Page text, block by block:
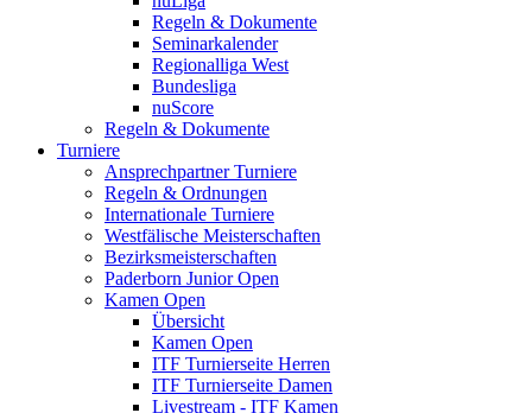
Regeln & Dokumente
Seminarkalender
Regionalliga West
Bundesliga
nuScore
Regeln & Dokumente
Turniere
Ansprechpartner Turniere
Regeln & Ordnungen
Internationale Turniere
Westfälische Meisterschaften
Bezirksmeisterschaften
Paderborn Junior Open
Kamen Open
Übersicht
Kamen Open
ITF Turnierseite Herren
ITF Turnierseite Damen
Livestream - ITF Kamen